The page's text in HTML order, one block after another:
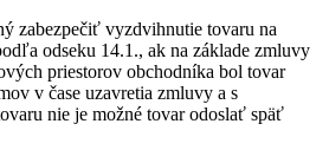
zabezpečiť vyzdvihnutie tovaru na
odseku 14.1., ak na základe zmluvy
priestorov obchodníka bol tovar
v čase uzavretia zmluvy a s
nie je možné tovar odoslať späť